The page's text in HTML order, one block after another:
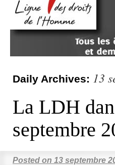
Daily Archives: 13
La LDH
septembre
Posted on 13 septembre